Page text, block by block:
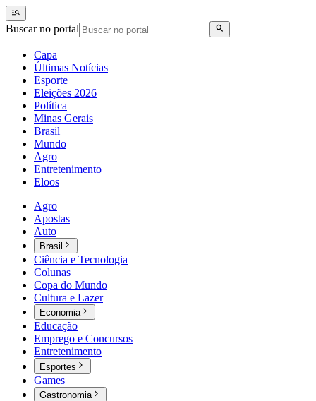
Buscar no portal
Capa
Últimas Notícias
Esporte
Eleições 2026
Política
Minas Gerais
Brasil
Mundo
Agro
Entretenimento
Eloos
Agro
Apostas
Auto
Brasil
Ciência e Tecnologia
Colunas
Copa do Mundo
Cultura e Lazer
Economia
Educação
Emprego e Concursos
Entretenimento
Esportes
Games
Gastronomia